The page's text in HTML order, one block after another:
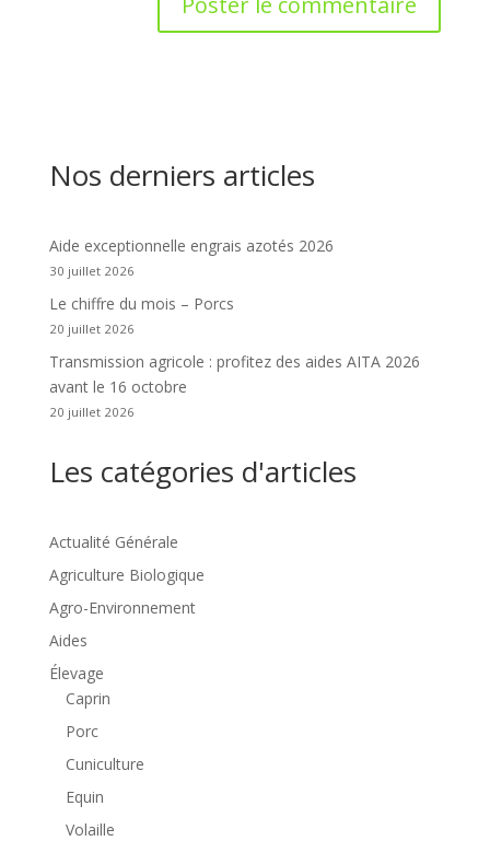
Nos derniers articles
Aide exceptionnelle engrais azotés 2026
30 juillet 2026
Le chiffre du mois – Porcs
20 juillet 2026
Transmission agricole : profitez des aides AITA 2026
avant le 16 octobre
20 juillet 2026
Les catégories d'articles
Actualité Générale
Agriculture Biologique
Agro-Environnement
Aides
Élevage
Caprin
Porc
Cuniculture
Equin
Volaille